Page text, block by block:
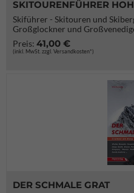
SKITOURENFÜHRER
Skiführer - Skitouren und
Großglockner und
Preis: 41,00 €
(inkl. MwSt. zzgl. Versandkosten*)
DER SCHMALE GRAT